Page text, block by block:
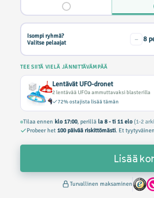
Isompi ryhmä?
Valitse pelaajat
− 8
TEE SIITÄ VIELÄ JÄNNITTÄVÄMPÄÄ
Lentävät UFO-dronet
2 lentävää UFOa ammuttavaksi blasterilla
72% ostajista lisää tämän
Tilaa ennen klo 17:00, perillä la 8 - ti 11 elo (1-2
Probeer het100 päivää riskittömästi. Et
Lisää
Turvallinen maksaminen